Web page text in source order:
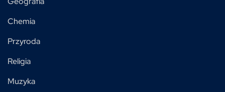
Chemia
Przyroda
Religia
Muzyka